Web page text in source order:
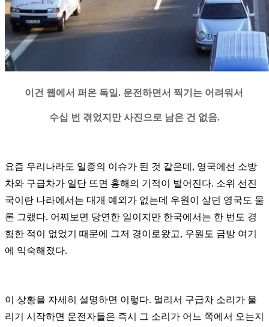
이건 웹에서 퍼온 독일. 운전하면서 찍기는 어려워서
수십 번 겪었지만 사진으로 남은 건 없음.
요즘 우리나라도 일종의 이슈가 된 것 같은데, 영국에선 소방
차와 구급차가 일단 뜨면 홍해의 기적이 벌어진다. 소위 선진
국이란 나라에서는 대개 예외가 없는데 우원이 살던 영국도 물
론 그랬다. 어찌보면 당연한 일이지만 한국에서는 한 번도 경
험한 적이 없었기 때문에 그저 경이로왔고, 우원도 금방 여기
에 익숙해졌다.
이 상황을 자세히 설명하면 이렇다. 멀리서 구급차 소리가 울
리기 시작하면 운전자들은 즉시 그 소리가 어느 쪽에서 오는지